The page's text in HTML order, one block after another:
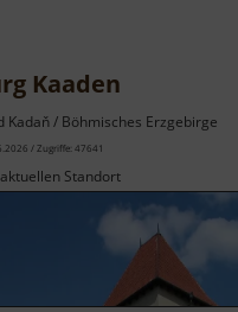
Kaaden
Kadaň / Böhmisches Erzgebirge
/ Zugriffe: 47641
Standort